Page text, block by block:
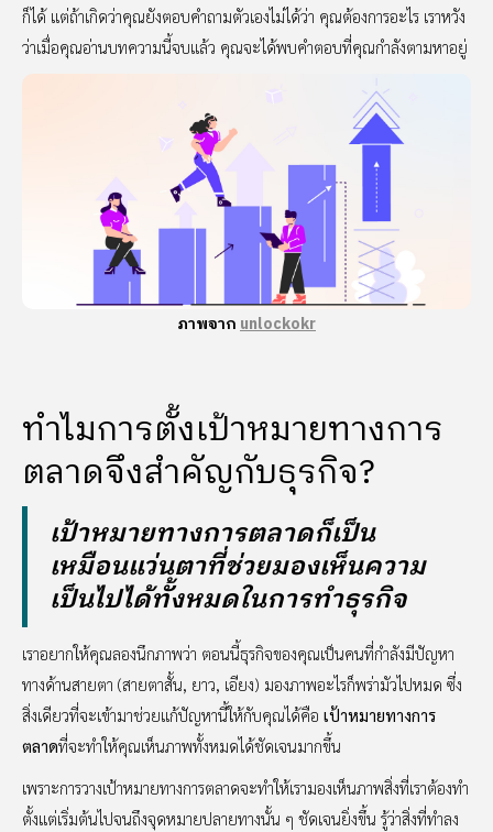
ก็ได้ แต่ถ้าเกิดว่าคุณยังตอบคำถามตัวเองไม่ได้ว่า คุณต้องการอะไร เราหวัง
ว่าเมื่อคุณอ่านบทความนี้จบแล้ว คุณจะได้พบคำตอบที่คุณกำลังตามหาอยู่
ภาพจากunlockokr
ทำไมการตั้งเป้าหมายทางการ
ตลาดจึงสำคัญกับธุรกิจ?
เป้าหมายทางการตลาดก็เป็น
เหมือนแว่นตาที่ช่วยมองเห็นความ
เป็นไปได้ทั้งหมดในการทำธุรกิจ
เราอยากให้คุณลองนึกภาพว่า ตอนนี้ธุรกิจของคุณเป็นคนที่กำลังมีปัญหา
ทางด้านสายตา (สายตาสั้น, ยาว, เอียง) มองภาพอะไรก็พร่ามัวไปหมด ซึ่ง
สิ่งเดียวที่จะเข้ามาช่วยแก้ปัญหานี้ให้กับคุณได้คือ เป้าหมายทางการ
ตลาดที่จะทำให้คุณเห็นภาพทั้งหมดได้ชัดเจนมากขึ้น
เพราะการวางเป้าหมายทางการตลาดจะทำให้เรามองเห็นภาพสิ่งที่เราต้องทำ
ตั้งแต่เริ่มต้นไปจนถึงจุดหมายปลายทางนั้น ๆ ชัดเจนยิ่งขึ้น รู้ว่าสิ่งที่ทำลง